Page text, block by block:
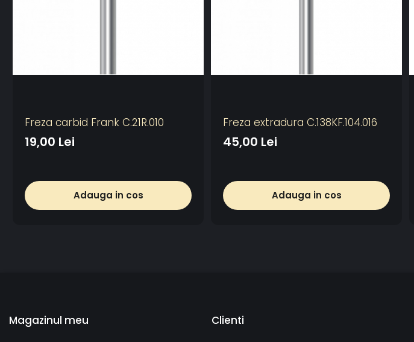
Freza carbid Frank C.21R.010
19,00 Lei
Adauga in cos
Freza extradura C.138KF.104.016
45,00 Lei
Adauga in cos
Magazinul meu Clienti